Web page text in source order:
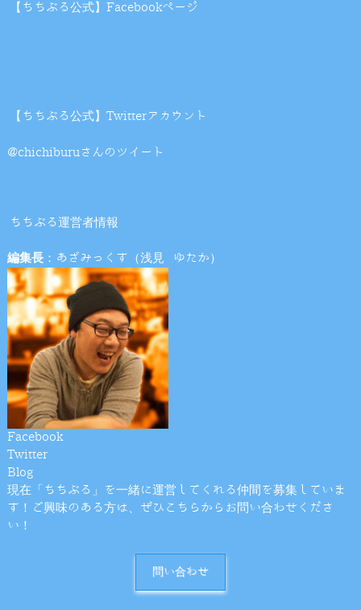
【ちちぶる公式】Facebookページ
【ちちぶる公式】Twitterアカウント
@chichiburuさんのツイート
ちちぶる運営者情報
編集長：あざみっくす（浅見 ゆたか）
Facebook
Twitter
Blog
現在「ちちぶる」を一緒に運営してくれる仲間を募集していま
す！ご興味のある方は、ぜひこちらからお問い合わせくださ
い！
問い合わせ